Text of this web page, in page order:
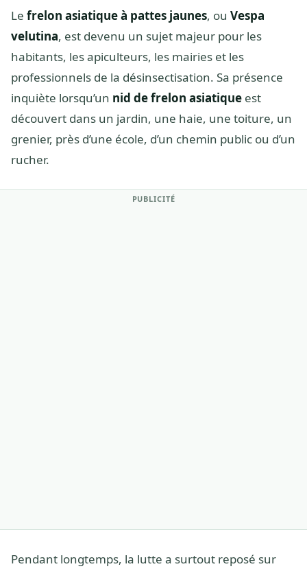
Le frelon asiatique à pattes jaunes, ou Vespa
velutina, est devenu un sujet majeur pour les
habitants, les apiculteurs, les mairies et les
professionnels de la désinsectisation. Sa présence
inquiète lorsqu’un nid de frelon asiatique est
découvert dans un jardin, une haie, une toiture, un
grenier, près d’une école, d’un chemin public ou d’un
rucher.
PUBLICITÉ
Pendant longtemps, la lutte a surtout reposé sur